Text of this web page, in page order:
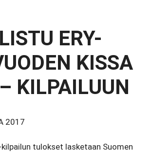
ERY-
KISSA
KILPAILUUN
2017
tulokset lasketaan Suomen